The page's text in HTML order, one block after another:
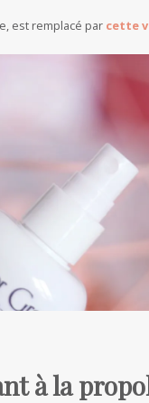
est remplacé par cette
à la